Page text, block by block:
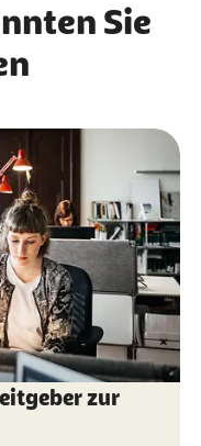
Sie
zur